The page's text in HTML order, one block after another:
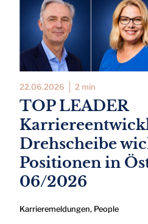
22.06.2026 2 min
TOP LEADER
Drehscheibe
Positionen in
06/2026
Karrieremeldungen, People